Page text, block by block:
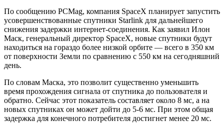
По сообщению PCMag, компания SpaceX планирует запустить
усовершенствованные спутники Starlink для дальнейшего
снижения задержки интернет-соединения. Как заявил Илон
Маск, генеральный директор SpaceX, новые спутники будут
находиться на гораздо более низкой орбите — всего в 350 км
от поверхности Земли по сравнению с 550 км на сегодняшний
день.
По словам Маска, это позволит существенно уменьшить
время прохождения сигнала от спутника до пользователя и
обратно. Сейчас этот показатель составляет около 8 мс, а на
новых спутниках он может дойти до 5-6 мс. При этом общая
задержка для конечного потребителя достигнет менее 20 мс.